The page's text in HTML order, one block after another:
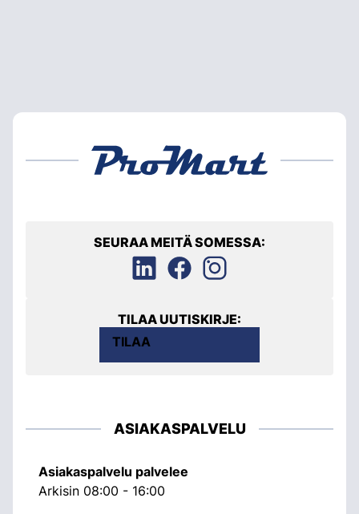
SEURAA MEITÄ SOMESSA:
TILAA UUTISKIRJE:
TILAA
ASIAKASPALVELU
Asiakaspalvelu palvelee
Arkisin 08:00 - 16:00